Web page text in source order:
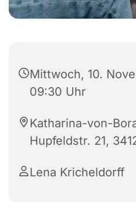
Mittwoch, 10.
09:30 Uhr
Katharina-von-
Hupfeldstr. 21,
Lena Kricheldorff